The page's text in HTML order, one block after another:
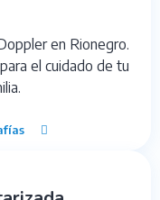
en Rionegro.
el cuidado de tu